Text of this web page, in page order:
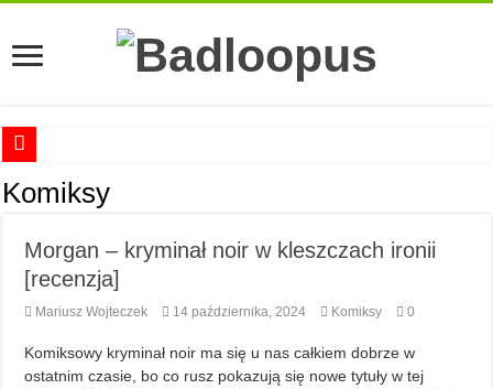
Anna Romaszkan – Praca w prosektorium nie pomaga oswoić się ze
Najlepsze mangi dla dorosłych
Najciekawsze zapowiedzi komiksowe na 2023 rok
Komiksy
Morgan – kryminał noir w kleszczach ironii
[recenzja]
Mariusz Wojteczek 14 października, 2024 Komiksy 0
Komiksowy kryminał noir ma się u nas całkiem dobrze w
ostatnim czasie, bo co rusz pokazują się nowe tytuły w tej